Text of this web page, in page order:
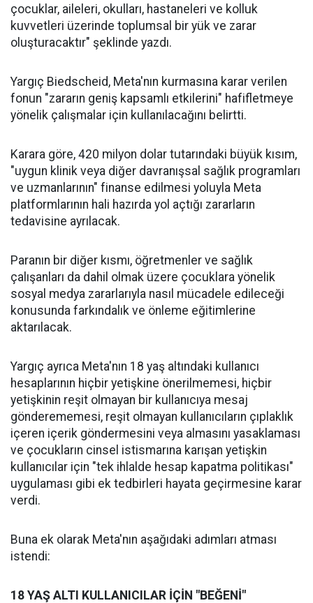
çocuklar, aileleri, okulları, hastaneleri ve kolluk
kuvvetleri üzerinde toplumsal bir yük ve zarar
oluşturacaktır" şeklinde yazdı.
Yargıç Biedscheid, Meta'nın kurmasına karar verilen
fonun "zararın geniş kapsamlı etkilerini" hafifletmeye
yönelik çalışmalar için kullanılacağını belirtti.
Karara göre, 420 milyon dolar tutarındaki büyük kısım,
"uygun klinik veya diğer davranışsal sağlık programları
ve uzmanlarının" finanse edilmesi yoluyla Meta
platformlarının hali hazırda yol açtığı zararların
tedavisine ayrılacak.
Paranın bir diğer kısmı, öğretmenler ve sağlık
çalışanları da dahil olmak üzere çocuklara yönelik
sosyal medya zararlarıyla nasıl mücadele edileceği
konusunda farkındalık ve önleme eğitimlerine
aktarılacak.
Yargıç ayrıca Meta'nın 18 yaş altındaki kullanıcı
hesaplarının hiçbir yetişkine önerilmemesi, hiçbir
yetişkinin reşit olmayan bir kullanıcıya mesaj
gönderememesi, reşit olmayan kullanıcıların çıplaklık
içeren içerik göndermesini veya almasını yasaklaması
ve çocukların cinsel istismarına karışan yetişkin
kullanıcılar için "tek ihlalde hesap kapatma politikası"
uygulaması gibi ek tedbirleri hayata geçirmesine karar
verdi.
Buna ek olarak Meta'nın aşağıdaki adımları atması
istendi:
18 YAŞ ALTI KULLANICILAR İÇİN "BEĞENİ"